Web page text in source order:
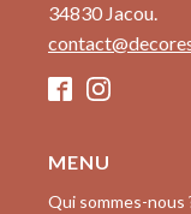
34830 Jacou.
MENU
Qui sommes-nous